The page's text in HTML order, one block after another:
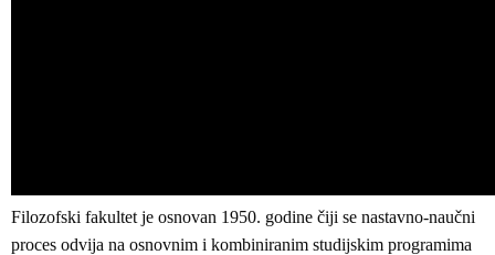
Filozofski fakultet je osnovan 1950. godine čiji se nastavno-naučni
proces odvija na osnovnim i kombiniranim studijskim programima